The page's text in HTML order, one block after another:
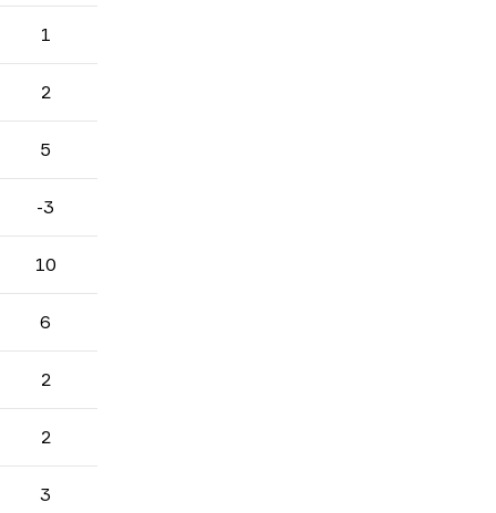
1
2
5
-3
10
6
2
2
3